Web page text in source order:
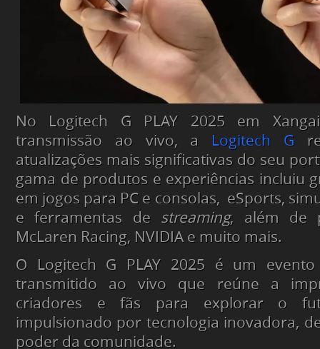
No Logitech G PLAY 2025 em
transmissão ao vivo, a Logitech G
atualizações mais significativas do seu
gama de produtos e experiências incluiu
em jogos para PC e consolas, eSports,
e ferramentas de streaming, além de
McLaren Racing, NVIDIA e muito mais.
O Logitech G PLAY 2025 é um
transmitido ao vivo que reúne a
criadores e fãs para explorar o
impulsionado por tecnologia inovadora,
poder da comunidade.